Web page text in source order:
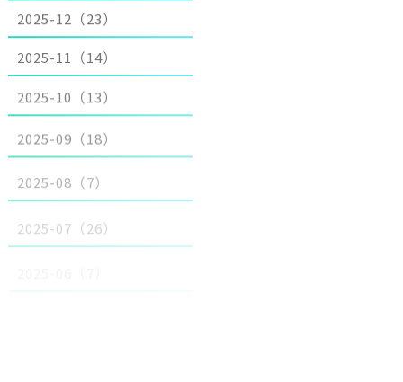
2025-12（23）
2025-11（14）
2025-10（13）
2025-08（7）
2025-07（26）
2025-06（7）